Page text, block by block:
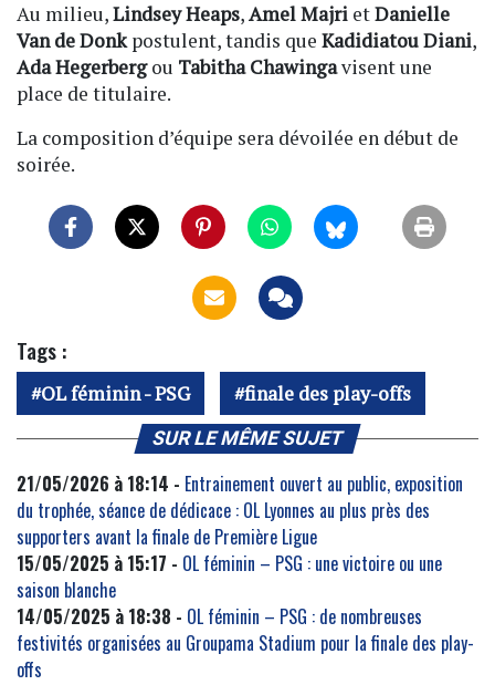
Au milieu,Lindsey Heaps,Amel Majri etDanielle
Van de Donkpostulent, tandis que Kadidiatou Diani,
Ada Hegerbergou Tabitha Chawingavisent une
place de titulaire.
La composition d’équipe sera dévoilée en début de
soirée.
Tags :
OL féminin - PSG finale des play-offs
SUR LE MÊME SUJET
21/05/2026 à 18:14 - Entrainement ouvert au public, exposition
du trophée, séance de dédicace : OL Lyonnes au plus près des
supporters avant la finale de Première Ligue
15/05/2025 à 15:17 - OL féminin – PSG : une victoire ou une
saison blanche
14/05/2025 à 18:38 - OL féminin – PSG : de nombreuses
festivités organisées au Groupama Stadium pour la finale des play-
offs